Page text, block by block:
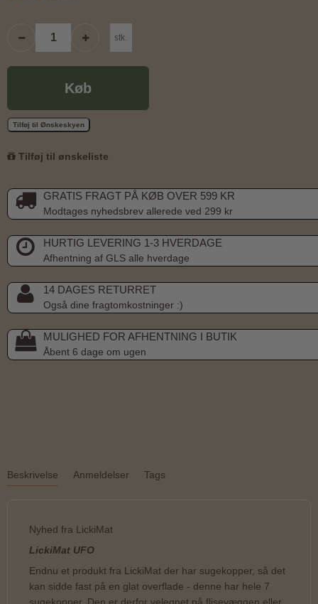
stk.
Køb
Tilføj til Ønskeskyen
Tilføj til ønskeliste
GRATIS FRAGT PÅ KØB OVER 599 KR
Modtages nyhedsbrev allerede ved 299 kr
HURTIG LEVERING 1-3 HVERDAGE
Afhentning af GLS alle hverdage
14 DAGES RETURRET
Også dine fragtomkostninger :)
MULIGHED FOR AFHENTNING I BUTIK
Åbent 6 dage om ugen
Beskrivelse Anmeldelser Tags
Nyhed fra LickiMat
LickiMat UFO
Endnu et produkt fra LickiMat der har sugekopper, så det
kan sidde fast på en glat overflade - denne har hele 7